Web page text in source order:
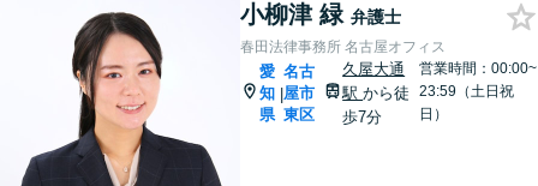
小柳津 緑 弁護士
春田法律事務所 名古屋オフィス
愛
知
県
|
名古
屋市
東区
久屋大通
駅から徒
歩7分
営業時間：00:00~
23:59（土日祝
日）